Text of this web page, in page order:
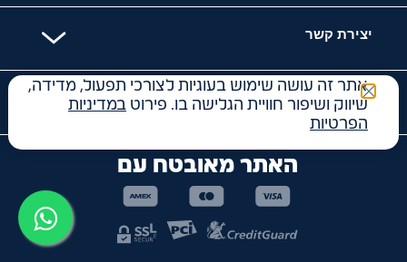
יצירת קשר
קטגוריות
האתר מאובטח עם
אתר זה עושה שימוש בעוגיות לצורכי תפעול, מדידה,
שיווק ושיפור חוויית הגלישה בו. פירוט במדיניות
הפרטיות